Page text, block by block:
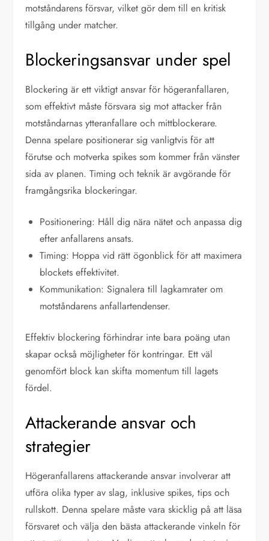
motståndarens försvar, vilket gör dem till en kritisk
tillgång under matcher.
Blockeringsansvar under spel
Blockering är ett viktigt ansvar för högeranfallaren,
som effektivt måste försvara sig mot attacker från
motståndarnas ytteranfallare och mittblockerare.
Denna spelare positionerar sig vanligtvis för att
förutse och motverka spikes som kommer från vänster
sida av planen. Timing och teknik är avgörande för
framgångsrika blockeringar.
Positionering: Håll dig nära nätet och anpassa dig
efter anfallarens ansats.
Timing: Hoppa vid rätt ögonblick för att maximera
blockets effektivitet.
Kommunikation: Signalera till lagkamrater om
motståndarens anfallartendenser.
Effektiv blockering förhindrar inte bara poäng utan
skapar också möjligheter för kontringar. Ett väl
genomfört block kan skifta momentum till lagets
fördel.
Attackerande ansvar och
strategier
Högeranfallarens attackerande ansvar involverar att
utföra olika typer av slag, inklusive spikes, tips och
rullskott. Denna spelare måste vara skicklig på att läsa
försvaret och välja den bästa attackerande vinkeln för